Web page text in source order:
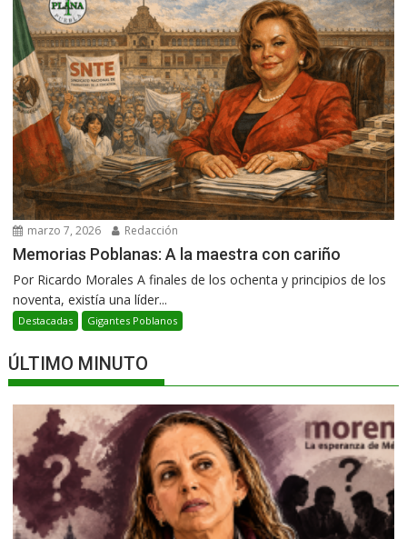
marzo 7, 2026 Redacción
Memorias Poblanas: A la maestra con cariño
Por Ricardo Morales A finales de los ochenta y principios de los
noventa, existía una líder...
Destacadas Gigantes Poblanos
ÚLTIMO MINUTO